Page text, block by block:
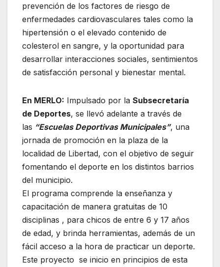
prevención de los factores de riesgo de
enfermedades cardiovasculares tales como la
hipertensión o el elevado contenido de
colesterol en sangre, y la oportunidad para
desarrollar interacciones sociales, sentimientos
de satisfacción personal y bienestar mental.
En MERLO: Impulsado por la Subsecretaría
de Deportes, se llevó adelante a través de
las “Escuelas Deportivas Municipales”, una
jornada de promoción en la plaza de la
localidad de Libertad, con el objetivo de seguir
fomentando el deporte en los distintos barrios
del municipio.
El programa comprende la enseñanza y
capacitación de manera gratuitas de 10
disciplinas , para chicos de entre 6 y 17 años
de edad, y brinda herramientas, además de un
fácil acceso a la hora de practicar un deporte.
Este proyecto se inicio en principios de esta